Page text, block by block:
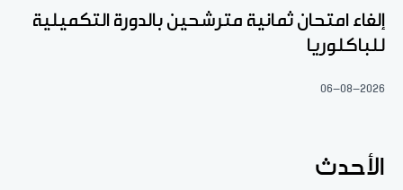
إلغاء امتحان ثمانية مترشحين بالدورة التكميلية
للباكلوريا
06-08-2026
الأحدث